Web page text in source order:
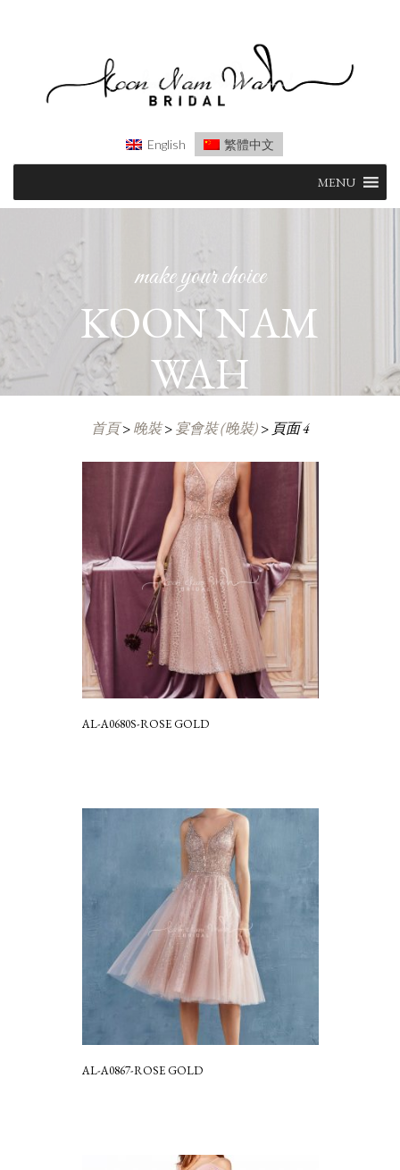
English 繁體中文
content
MENU
make your choice
KOON NAM
WAH
首頁> 晚裝> 宴會裝 (晚裝)>頁面 4
AL-A0680S-ROSE GOLD
AL-A0867-ROSE GOLD